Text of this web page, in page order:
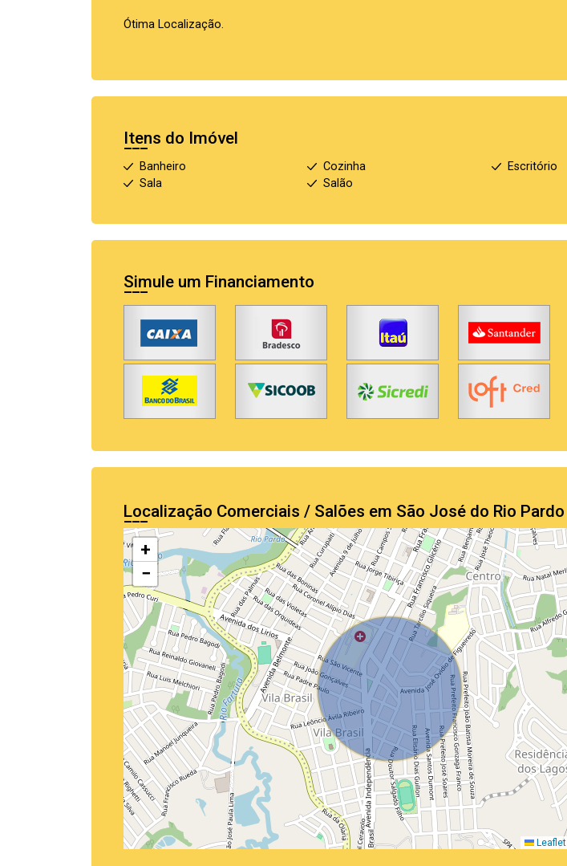
Ótima Localização.
Itens do Imóvel
Banheiro Cozinha
Escritório
Sala
Salão
Simule um Financiamento
Localização Comerciais / Salões em São José do Rio Pardo
+
−
Leaflet